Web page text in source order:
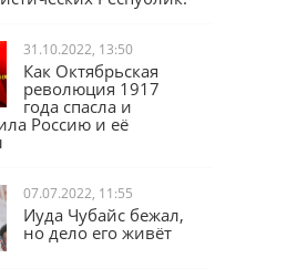
31.10.2022, 13:50
Как Октябрьская
революция 1917
года спасла и
Россию и её
07.07.2022, 11:55
Иуда Чубайс бежал,
но дело его живёт